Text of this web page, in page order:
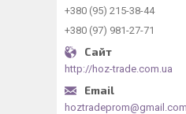
+380 (95) 215-38-44
+380 (97) 981-27-71
http://hoz-trade.com.ua
hoztradeprom@gmail.com